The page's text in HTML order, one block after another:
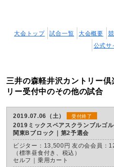
大会トップ 試合一覧 大会概要
公式サ
三井の森軽井沢カントリー倶
リー受付中のその他の試合
2019.07.06（土） 受付終了
2019ミックスペアスクランブルゴ
関東Bブロック｜第2予選会
ビジター：13,500円 友の会会員：
（標準昼食付き、税込）
セルフ｜乗用カート